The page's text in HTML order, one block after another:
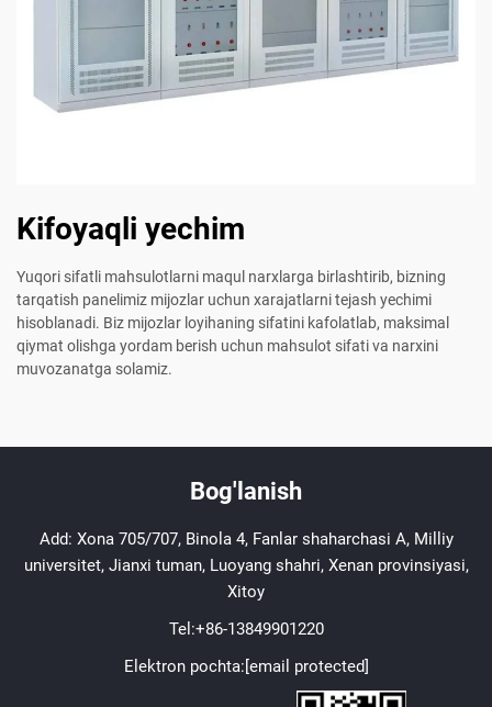
Kifoyaqli yechim
Yuqori sifatli mahsulotlarni maqul narxlarga birlashtirib, bizning
tarqatish panelimiz mijozlar uchun xarajatlarni tejash yechimi
hisoblanadi. Biz mijozlar loyihaning sifatini kafolatlab, maksimal
qiymat olishga yordam berish uchun mahsulot sifati va narxini
muvozanatga solamiz.
Bog'lanish
Add: Xona 705/707, Binola 4, Fanlar shaharchasi A, Milliy
universitet, Jianxi tuman, Luoyang shahri, Xenan provinsiyasi,
Xitoy
Tel:+86-13849901220
Elektron pochta:[email protected]